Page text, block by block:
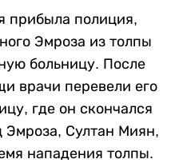
прибыла полиция,
Эмроза из толпы
больницу. После
врачи перевели его
где он скончался
Эмроза, Султан Миян,
нападения толпы.